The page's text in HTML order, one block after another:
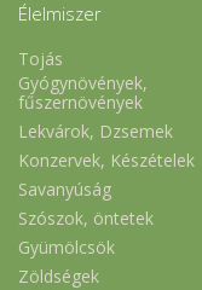
Élelmiszer
Tojás
Gyógynövények,
fűszernövények
Lekvárok, Dzsemek
Konzervek, Készételek
Savanyúság
Szószok, öntetek
Gyümölcsök
Zöldségek